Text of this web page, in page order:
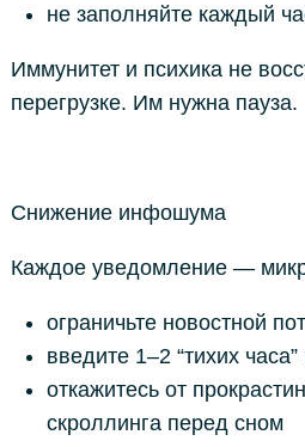
не заполняйте каждый
Иммунитет и психика не
перегрузке. Им нужна пауза.
Снижение инфошума
Каждое уведомление —
ограничьте новостной
введите 1–2 “тихих
откажитесь от
скроллинга перед сном